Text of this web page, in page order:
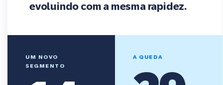
evoluindo com a mesma rapidez.
UM NOVO
SEGMENTO
A QUEDA